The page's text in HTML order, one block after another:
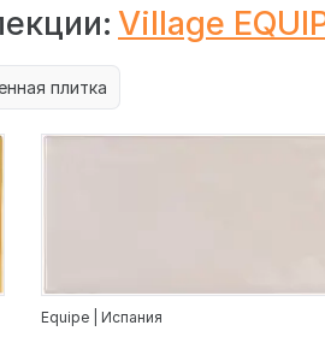
Village
плитка
Equipe | Испания